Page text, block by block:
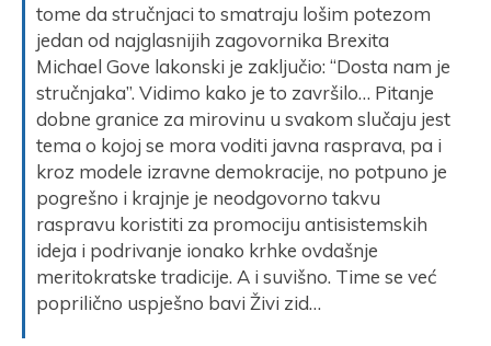
tome da stručnjaci to smatraju lošim potezom
jedan od najglasnijih zagovornika Brexita
Michael Gove lakonski je zaključio: “Dosta nam je
stručnjaka”. Vidimo kako je to završilo… Pitanje
dobne granice za mirovinu u svakom slučaju jest
tema o kojoj se mora voditi javna rasprava, pa i
kroz modele izravne demokracije, no potpuno je
pogrešno i krajnje je neodgovorno takvu
raspravu koristiti za promociju antisistemskih
ideja i podrivanje ionako krhke ovdašnje
meritokratske tradicije. A i suvišno. Time se već
poprilično uspješno bavi Živi zid…